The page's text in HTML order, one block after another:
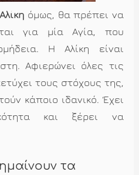
Αλίκη όμως, θα πρέπει να
για μία Αγία, που
Η Αλίκη είναι
Αφιερώνει όλες τις
τους στόχους της,
κάποιο ιδανικό. Έχει
και ξέρει να
τα